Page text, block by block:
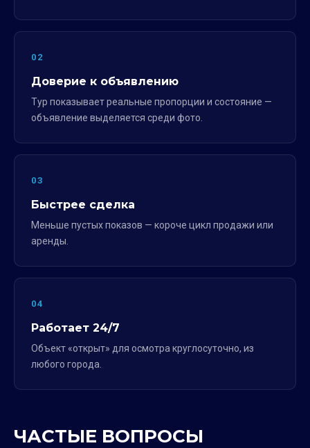
02
Доверие к объявлению
Тур показывает реальные пропорции и состояние —
объявление выделяется среди фото.
03
Быстрее сделка
Меньше пустых показов — короче цикл продажи или
аренды.
04
Работает 24/7
Объект «открыт» для осмотра круглосуточно, из
любого города.
ЧАСТЫЕ ВОПРОСЫ